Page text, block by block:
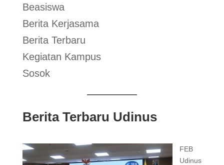
Beasiswa
Berita Kerjasama
Berita Terbaru
Kegiatan Kampus
Sosok
Berita Terbaru Udinus
FEB
Udinus